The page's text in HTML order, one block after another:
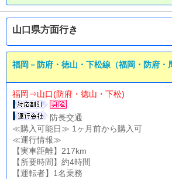
山口県方面行き
福岡－防府・徳山・下松線（福岡・防府・
福岡⇒山口(防府・徳山・下松)
防長交通
≪購入可能日≫ 1ヶ月前から購入可
≪運行情報≫
【実車距離】217km
【所要時間】約4時間
【運転者】1名乗務